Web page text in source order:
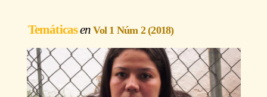
Temáticas Vol 1 Núm 2 (2018)